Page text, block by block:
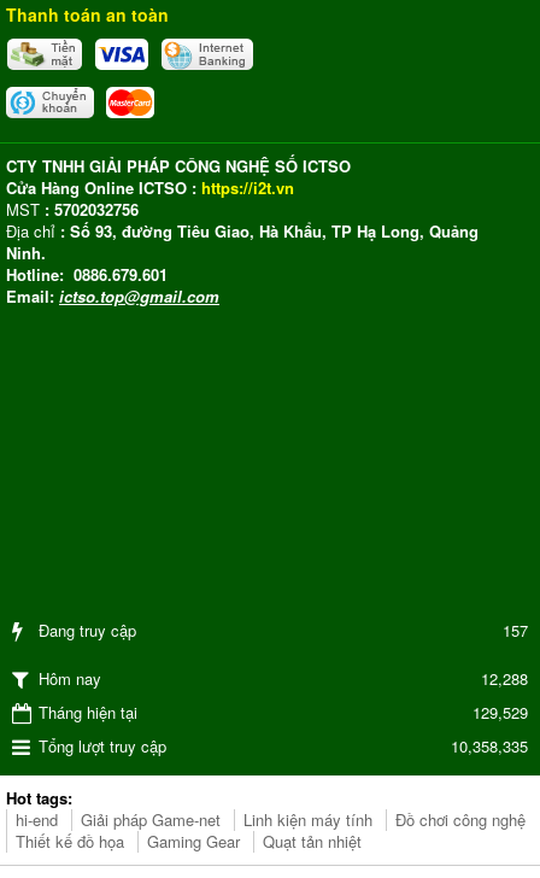
Thanh toán an toàn
CTY TNHH GIẢI PHÁP CÔNG NGHỆ SỐ ICTSO
Cửa Hàng Online ICTSO : https://i2t.vn
MST : 5702032756
Địa chỉ : Số 93, đường Tiêu Giao, Hà Khẩu, TP Hạ Long, Quảng
Ninh.
Hotline: 0886.679.601
Email: ictso.top@gmail.com
Đang truy cập 157
Hôm nay
12,288
Tháng hiện tại
129,529
Tổng lượt truy cập
10,358,335
Hot tags:
hi-end
Giải pháp Game-net Linh kiện máy tính
Đồ chơi công nghệ
Thiết kế đồ họa
Gaming Gear Quạt tản nhiệt